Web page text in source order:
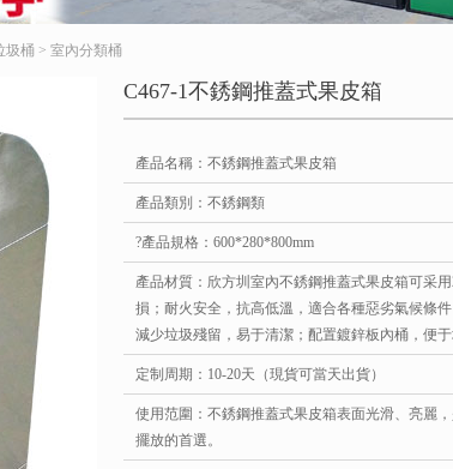
圾桶 > 室內分類桶
C467-1不銹鋼推蓋式果皮箱
產品名稱：不銹鋼推蓋式果皮箱
產品類別：不銹鋼類
?產品規格：600*280*800mm
產品材質：欣方圳室內不銹鋼推蓋式果皮箱可采
損；耐火安全，抗高低溫，適合各種惡劣氣候條
減少垃圾殘留，易于清潔；配置鍍鋅板內桶，便于
定制周期：10-20天（現貨可當天出貨）
使用范圍：不銹鋼推蓋式果皮箱表面光滑、亮麗
擺放的首選。